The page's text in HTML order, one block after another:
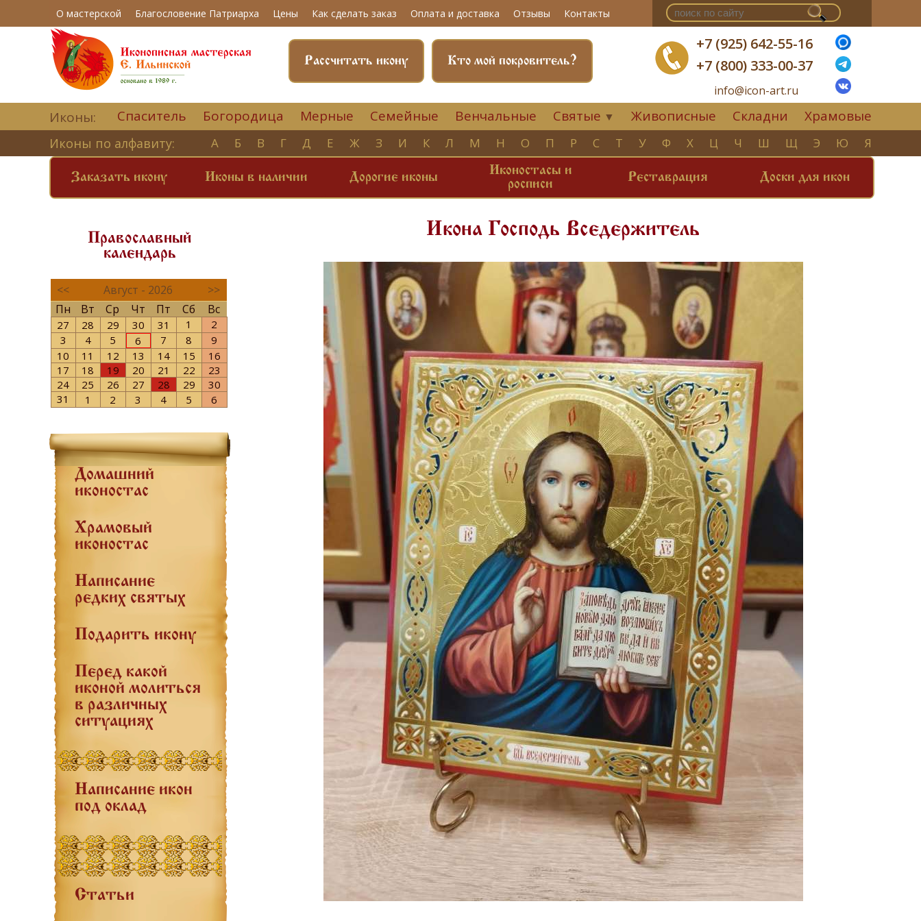
О мастерской Благословение Патриарха Цены Как сделать заказ Оплата и доставка Отзывы Контакты
+7 (925) 642-55-16
+7 (800) 333-00-37
info@icon-art.ru
Кто мой покровитель?
Рассчитать икону
Иконы: Спаситель Богородица Мерные Семейные Венчальные Святые ▼ Живописные Складни Храмовые
Иконы по алфавиту: А Б В Г Д Е Ж З И К Л М Н О П Р С Т У Ф Х Ц Ч Ш Щ Э Ю Я
Заказать икону Иконы в наличии Дорогие иконы
Иконостасы и
росписи
Реставрация Доски для икон
Православный
календарь
<< Август - 2026
>>
Пн
Вт Ср Чт Пт Сб Вс
27 28 29 30 31 1
2
3
4 5 6 7 8
9
10
11 12 13 14 15
16
17
18 19 20 21 22
23
24
25 26 27 28 29
30
31
1 2 3 4 5 6
Домашний
иконостас
Храмовый
иконостас
Написание
редких святых
Подарить икону
Перед какой
иконой молиться
в различных
ситуациях
Написание икон
под оклад
Статьи
Икона Господь Вседержитель